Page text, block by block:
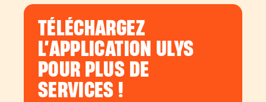
TÉLÉCHARGEZ
L’APPLICATION ULYS
POUR PLUS DE
SERVICES !